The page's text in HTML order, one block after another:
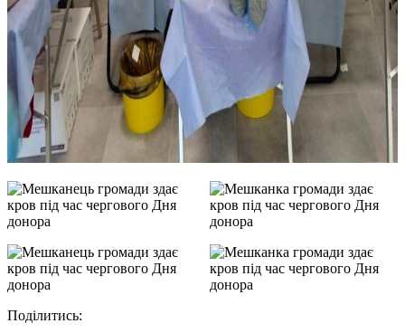
Поділитись: